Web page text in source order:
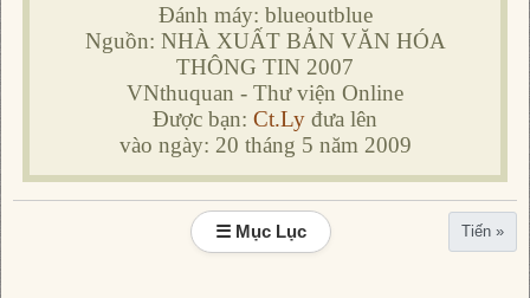
Đánh máy: blueoutblue
Nguồn: NHÀ XUẤT BẢN VĂN HÓA
THÔNG TIN 2007
VNthuquan - Thư viện Online
Được bạn: Ct.Ly đưa lên
vào ngày: 20 tháng 5 năm 2009
☰ Mục Lục Tiến »